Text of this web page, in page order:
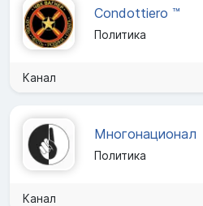
Condottiero ™
Политика
Канал
Многонационал
Политика
Канал